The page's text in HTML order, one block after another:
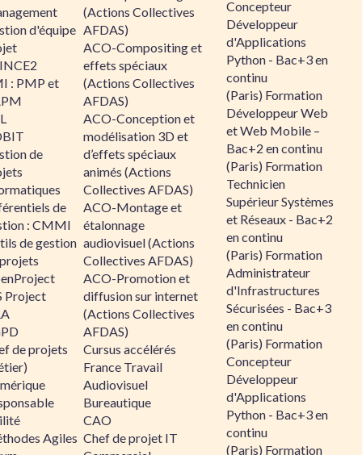
d'équipe
: PMP et
de
de
: CMMI
de gestion
Project
de projets
Agiles
(Actions Collectives
AFDAS)
ACO-Compositing et
effets spéciaux
(Actions Collectives
AFDAS)
ACO-Conception et
modélisation 3D et
d’effets spéciaux
animés (Actions
Collectives AFDAS)
ACO-Montage et
étalonnage
audiovisuel (Actions
Collectives AFDAS)
ACO-Promotion et
diffusion sur internet
(Actions Collectives
AFDAS)
Cursus accélérés
France Travail
Audiovisuel
Bureautique
CAO
Chef de projet IT
Concepteur
Développeur
d'Applications
Python - Bac+3 en
continu
(Paris) Formation
Développeur Web
et Web Mobile –
Bac+2 en continu
(Paris) Formation
Technicien
Supérieur Systèmes
et Réseaux - Bac+2
en continu
(Paris) Formation
Administrateur
d'Infrastructures
Sécurisées - Bac+3
en continu
(Paris) Formation
Concepteur
Développeur
d'Applications
Python - Bac+3 en
continu
(Paris) Formation